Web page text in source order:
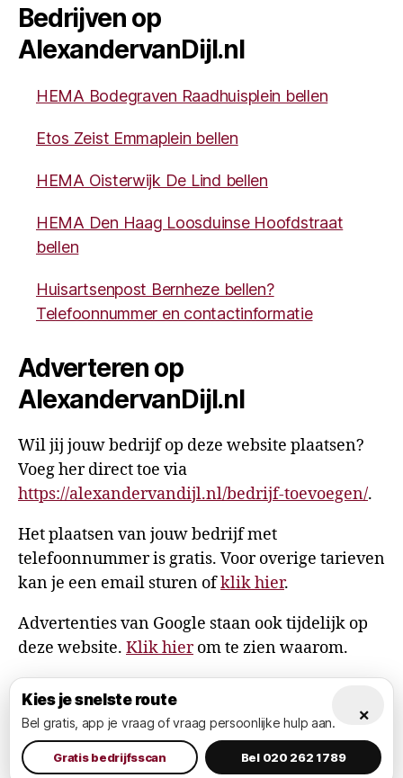
Bedrijven op
AlexandervanDijl.nl
HEMA Bodegraven Raadhuisplein bellen
Etos Zeist Emmaplein bellen
HEMA Oisterwijk De Lind bellen
HEMA Den Haag Loosduinse Hoofdstraat
bellen
Huisartsenpost Bernheze bellen?
Telefoonnummer en contactinformatie
Adverteren op
AlexandervanDijl.nl
Wil jij jouw bedrijf op deze website plaatsen?
Voeg her direct toe via
https://alexandervandijl.nl/bedrijf-toevoegen/.
Het plaatsen van jouw bedrijf met
telefoonnummer is gratis. Voor overige tarieven
kan je een email sturen ofklik hier.
Advertenties van Google staan ook tijdelijk op
deze website. Klik hierom te zien waarom.
© 2026AlexandervanDijl.nl
Privacy Policy
Omhoog
×
Kies je snelste route
Bel gratis, app je vraag of vraag persoonlijke hulp aan.
Gratis bedrijfsscan Bel 020 262 1789